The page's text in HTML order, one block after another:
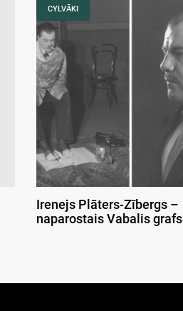
CYLVĀKI
Irenejs Plāters-Zībergs –
naparostais Vabalis grafs